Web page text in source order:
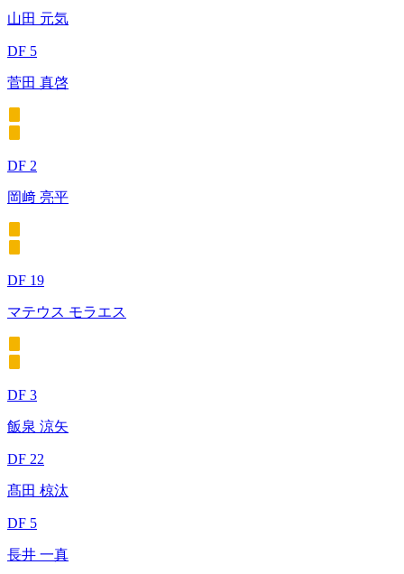
山田 元気
DF 5
菅田 真啓
DF 2
岡﨑 亮平
DF 19
マテウス モラエス
DF 3
飯泉 涼矢
DF 22
髙田 椋汰
DF 5
長井 一真